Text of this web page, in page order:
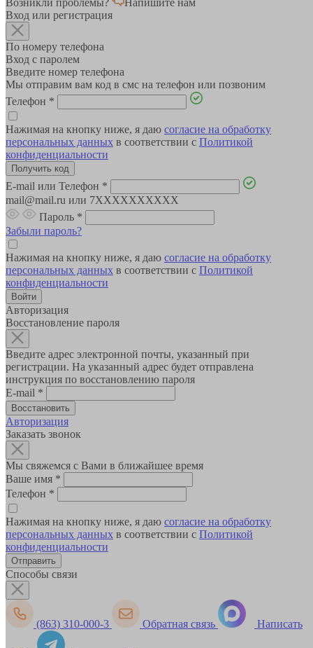
Возникли проблемы?
Напишите нам
Вход или регистрация
По номеру телефона
Вход с паролем
Введите номер телефона
Мы отправим вам код в смс на телефон или позвоним
Телефон *
Нажимая на кнопку ниже, я даю согласие на обработку
персональных данных в соответствии с Политикой
конфиденциальности
E-mail или Телефон *
mail@mail.ru или 7XXXXXXXXXX
Пароль *
Забыли пароль?
Нажимая на кнопку ниже, я даю согласие на обработку
персональных данных в соответствии с Политикой
конфиденциальности
Авторизация
Восстановление пароля
Введите адрес электронной почты, указанный при
регистрации. На указанный адрес будет отправлена
инструкция по восстановлению пароля
E-mail *
Авторизация
Заказать звонок
Мы свяжемся с Вами в ближайшее время
Ваше имя *
Телефон *
Нажимая на кнопку ниже, я даю согласие на обработку
персональных данных в соответствии с Политикой
конфиденциальности
Способы связи
(863) 310-000-3 Обратная связь Написать